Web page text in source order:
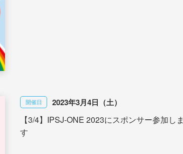
開催日 2023年3月4日（土）
【3/4】IPSJ-ONE 2023にスポンサー参加しま
す